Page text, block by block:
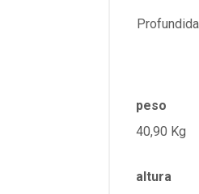
peso
40,90 Kg
altura